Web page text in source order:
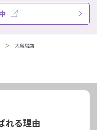
大鳥居店
れる理由